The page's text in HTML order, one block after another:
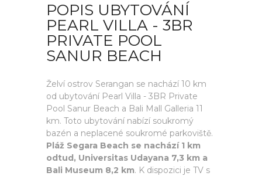
POPIS UBYTOVÁNÍ
PEARL VILLA - 3BR
PRIVATE POOL
SANUR BEACH
Želví ostrov Serangan se nachází 10 km
od ubytování Pearl Villa - 3BR Private
Pool Sanur Beach a Bali Mall Galleria 11
km. Toto ubytování nabízí soukromý
bazén a neplacené soukromé parkoviště.
Pláž Segara Beach se nachází 1 km
odtud, Universitas Udayana 7,3 km a
Bali Museum 8,2 km. K dispozici je TV s